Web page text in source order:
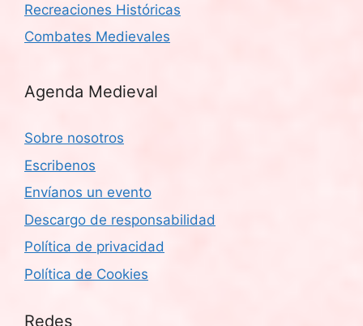
Recreaciones Históricas
Combates Medievales
Agenda Medieval
Sobre nosotros
Escribenos
Envíanos un evento
Descargo de responsabilidad
Política de privacidad
Política de Cookies
Redes